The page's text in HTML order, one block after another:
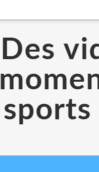
Des
sports